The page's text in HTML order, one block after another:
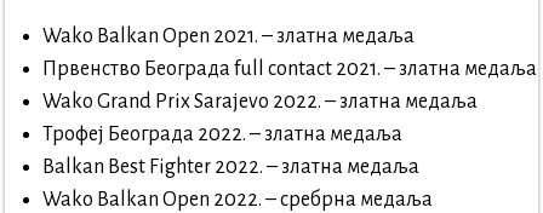
Wako Balkan Open 2021. – златна медаља
Првенство Београда full contact 2021. – златна медаља
Wako Grand Prix Sarajevo 2022. – златна медаља
Трофеј Београда 2022. – златна медаља
Balkan Best Fighter 2022. – златна медаља
Wako Balkan Open 2022. – сребрна медаља